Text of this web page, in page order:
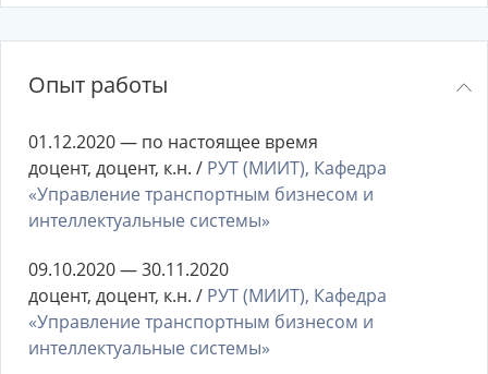
Опыт работы
01.12.2020 — по настоящее время
доцент, доцент, к.н. / РУТ (МИИТ), Кафедра
«Управление транспортным бизнесом и
интеллектуальные системы»
09.10.2020 — 30.11.2020
доцент, доцент, к.н. / РУТ (МИИТ), Кафедра
«Управление транспортным бизнесом и
интеллектуальные системы»